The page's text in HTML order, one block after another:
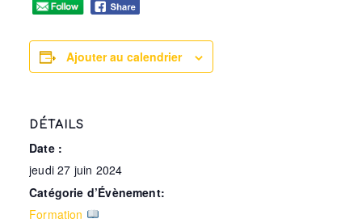
Ajouter au calendrier
DÉTAILS
Date :
jeudi 27 juin 2024
Catégorie d’Évènement:
Formation